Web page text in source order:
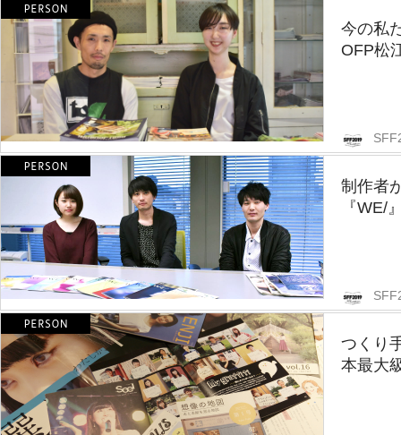
今の私
OFP松
制作者
『WE/
つくり
本最大